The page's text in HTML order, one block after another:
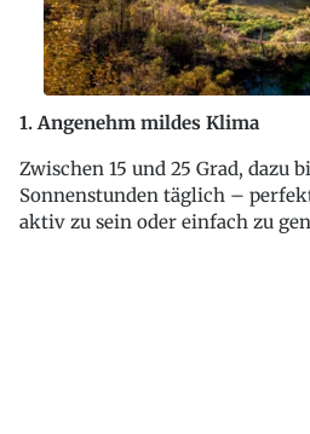
1. Angenehm mildes Klima
Zwischen 15 und 25 Grad, dazu
Sonnenstunden täglich –
aktiv zu sein oder einfach zu